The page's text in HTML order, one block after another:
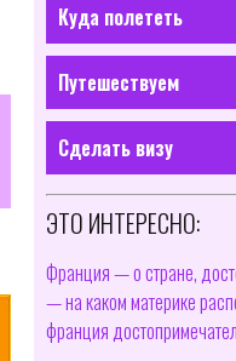
Куда полететь
Путешествуем
Сделать визу
ЭТО ИНТЕРЕСНО:
Франция — о стране,
— на каком материке
франция